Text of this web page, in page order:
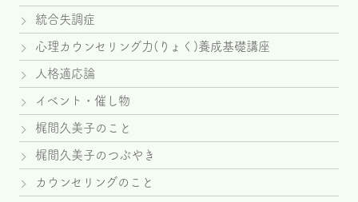
統合失調症
心理カウンセリング力(りょく)養成基礎講座
人格適応論
イベント・催し物
梶間久美子のこと
梶間久美子のつぶやき
カウンセリングのこと